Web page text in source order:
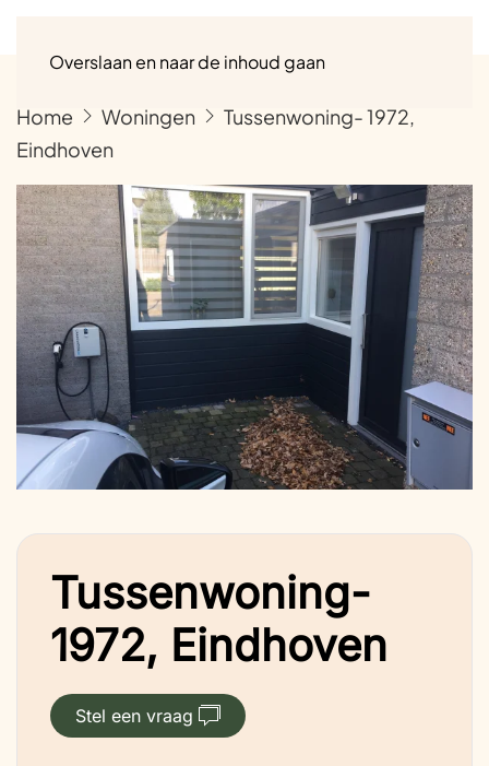
Overslaan en naar de inhoud gaan
Home Woningen
Tussenwoning- 1972,
Eindhoven
Tussenwoning-
1972, Eindhoven
Stel een vraag